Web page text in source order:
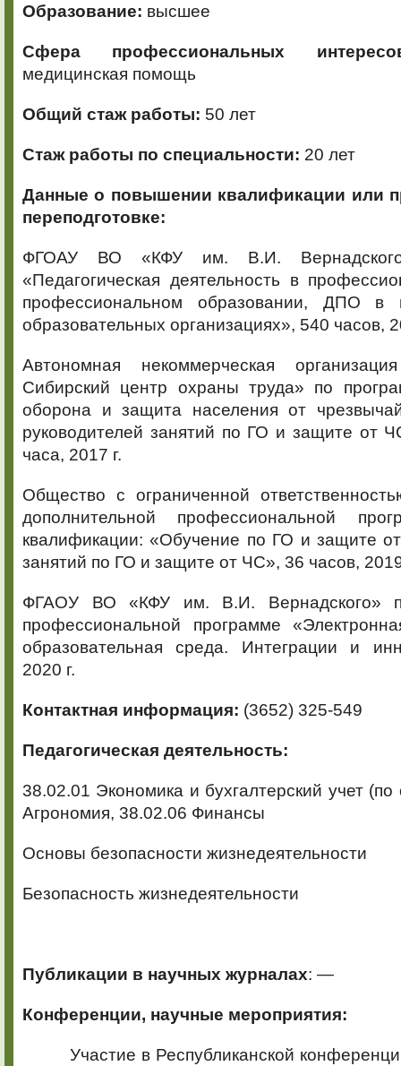
Образование: высшее
Сфера профессиональных
медицинская помощь
Общий стаж работы: 50 лет
Стаж работы по специальности: 20 лет
Данные о повышении квалификации или
переподготовке:
ФГОАУ ВО «КФУ им. В.И.
«Педагогическая деятельность в
профессиональном образовании, ДПО в
образовательных организациях», 540 часов,
Автономная некоммерческая
Сибирский центр охраны труда» по
оборона и защита населения от
руководителей занятий по ГО и защите от
часа, 2017 г.
Общество с ограниченной
дополнительной профессиональной
квалификации: «Обучение по ГО и защите
занятий по ГО и защите от ЧС», 36 часов,
ФГАОУ ВО «КФУ им. В.И. Вернадского»
профессиональной программе
образовательная среда. Интеграции и
2020 г.
Контактная информация: (3652) 325-549
Педагогическая деятельность:
38.02.01 Экономика и бухгалтерский учет
Агрономия, 38.02.06 Финансы
Основы безопасности жизнедеятельности
Безопасность жизнедеятельности
Публикации в научных журналах: —
Конференции, научные мероприятия:
Участие в Республиканской